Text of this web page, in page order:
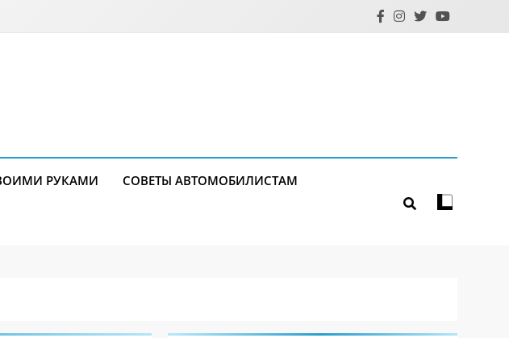
РУКАМИ СОВЕТЫ АВТОМОБИЛИСТАМ